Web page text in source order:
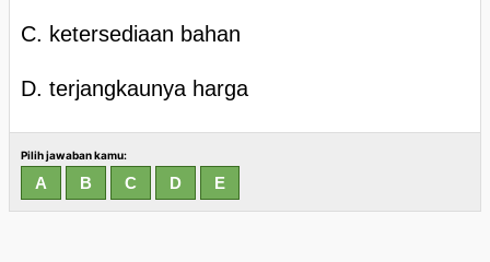
C. ketersediaan bahan
D. terjangkaunya harga
Pilih jawaban kamu: